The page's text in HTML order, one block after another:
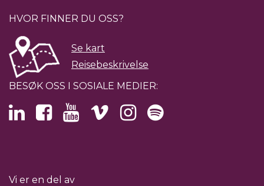
HVOR FINNER DU OSS?
Se kart
Reisebeskrivelse
BESØK OSS I SOSIALE MEDIER:
Vi er en del av